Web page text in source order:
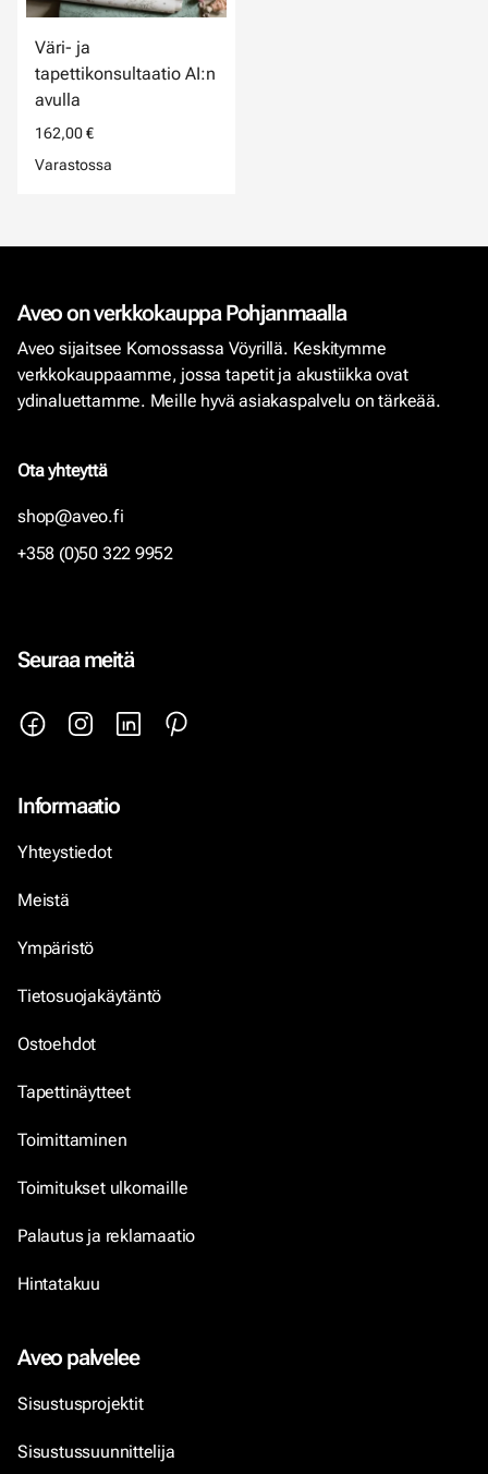
Väri- ja
tapettikonsultaatio AI:n
avulla
162,00 €
Varastossa
Aveo on verkkokauppa Pohjanmaalla
Aveo sijaitsee Komossassa Vöyrillä. Keskitymme
verkkokauppaamme, jossa tapetit ja akustiikka ovat
ydinaluettamme. Meille hyvä asiakaspalvelu on tärkeää.
Ota yhteyttä
shop@aveo.fi
+358 (0)50 322 9952
Seuraa meitä
Informaatio
Yhteystiedot
Meistä
Ympäristö
Tietosuojakäytäntö
Ostoehdot
Tapettinäytteet
Toimittaminen
Toimitukset ulkomaille
Palautus ja reklamaatio
Hintatakuu
Aveo palvelee
Sisustusprojektit
Sisustussuunnittelija